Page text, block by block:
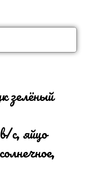
зелёный
с, яйцо